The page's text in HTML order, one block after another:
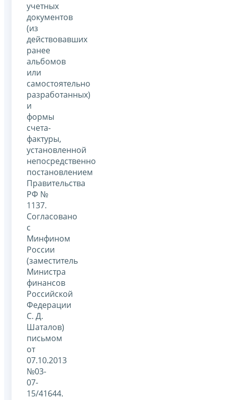
учетных
документов
(из
действовавших
ранее
альбомов
или
самостоятельно
разработанных)
и
формы
счета-
фактуры,
установленной
непосредственно
постановлением
Правительства
РФ №
1137.
Согласовано
с
Минфином
России
(заместитель
Министра
финансов
Российской
Федерации
С. Д.
Шаталов)
письмом
от
07.10.2013
№03-
07-
15/41644.